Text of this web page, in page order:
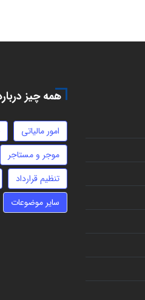
همه چیز
امور مالیاتی
موجر و مستاجر
تنظیم قرارداد
سایر موضوعات